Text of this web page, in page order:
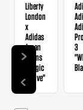
Liberty
London
x
Adidas
Japan
Wmns
"Magic
Mauve"
3